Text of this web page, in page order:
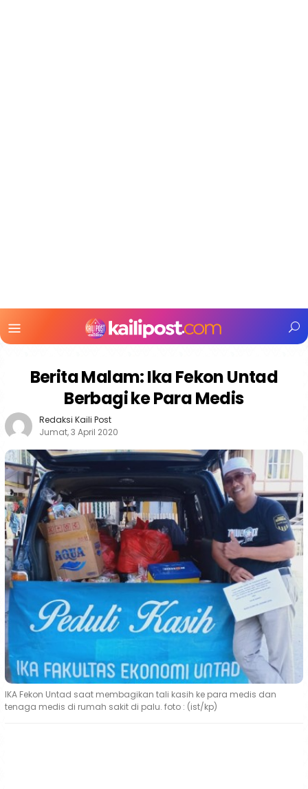
Mobile
Berita Malam: Ika Fekon Untad
Berbagi ke Para Medis
Redaksi Kaili Post
Jumat, 3 April 2020
IKA Fekon Untad saat membagikan tali kasih ke para medis dan
tenaga medis di rumah sakit di palu. foto : (ist/kp)